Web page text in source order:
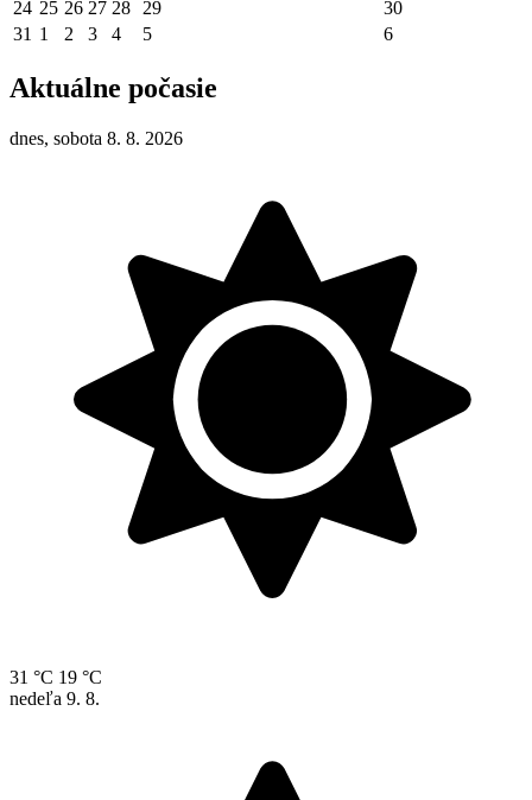
24 25 26 27 28 29
30
31 1 2 3 4 5 6
Aktuálne počasie
dnes, sobota 8. 8. 2026
31 °C 19 °C
nedeľa 9. 8.